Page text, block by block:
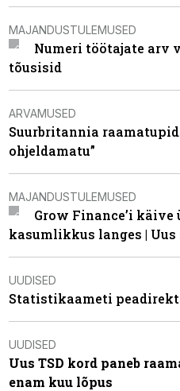
MAJANDUSTULEMUSED
Numeri töötajate arv
tõusisid
ARVAMUSED
Suurbritannia
ohjeldamatu”
MAJANDUSTULEMUSED
Grow Finance’i
kasumlikkus langes |
UUDISED
Statistikaameti
UUDISED
Uus TSD kord paneb
enam kuu lõpus